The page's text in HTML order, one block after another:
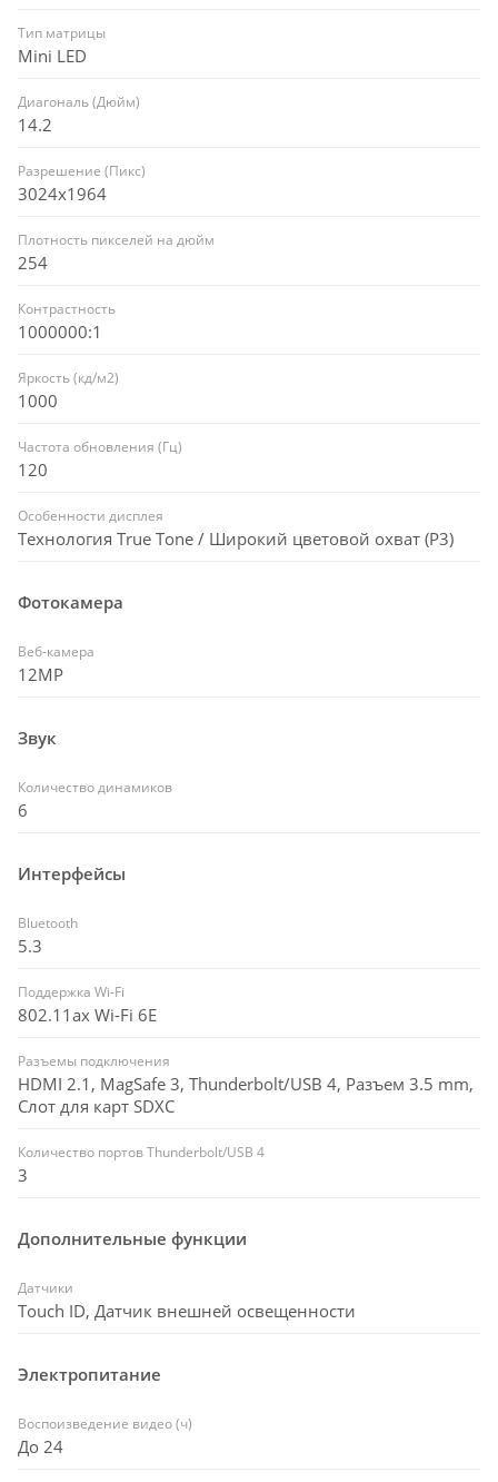
Тип матрицы
Mini LED
Диагональ (Дюйм)
14.2
Разрешение (Пикс)
3024x1964
Плотность пикселей на дюйм
254
Контрастность
1000000:1
Яркость (кд/м2)
1000
Частота обновления (Гц)
120
Особенности дисплея
Технология True Tone / Широкий цветовой охват (P3)
Фотокамера
Веб-камера
12MP
Звук
Количество динамиков
6
Интерфейсы
Bluetooth
5.3
Поддержка Wi-Fi
802.11ax Wi-Fi 6E
Разъемы подключения
HDMI 2.1, MagSafe 3, Thunderbolt/USB 4, Разъем 3.5 mm,
Слот для карт SDXC
Количество портов Thunderbolt/USB 4
3
Дополнительные функции
Датчики
Touch ID, Датчик внешней освещенности
Электропитание
Воспоизведение видео (ч)
До 24